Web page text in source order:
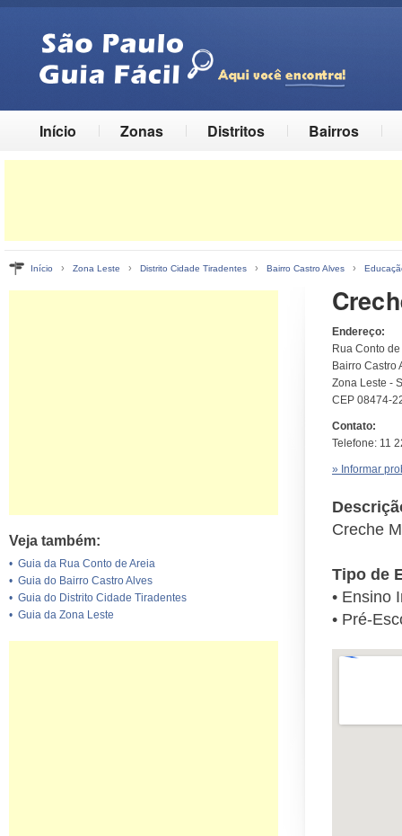
Início Zonas Distritos Bairros
Início › Zona Leste › Distrito Cidade Tiradentes › Bairro Castro Alves ›
Veja também:
• Guia da Rua Conto de Areia
• Guia do Bairro Castro Alves
• Guia do Distrito Cidade Tiradentes
• Guia da Zona Leste
Endereço:
Rua Conto
Bairro Castro
Zona Leste -
CEP 08474-
Contato:
Telefone: 11
» Informar
Creche
Tipo de
• Ensino
• Pré-